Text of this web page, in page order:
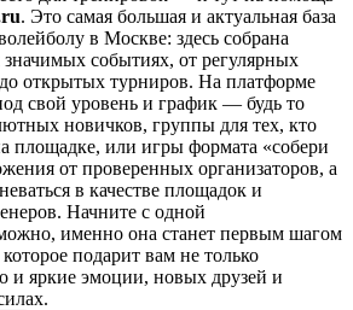
. Это самая большая и актуальная база
в Москве: здесь собрана
событиях, от регулярных
открытых турниров. На платформе
свой уровень и график — будь то
новичков, группы для тех, кто
площадке, или игры формата «собери
от проверенных организаторов, а
в качестве площадок и
Начните с одной
именно она станет первым шагом
подарит вам не только
и яркие эмоции, новых друзей и